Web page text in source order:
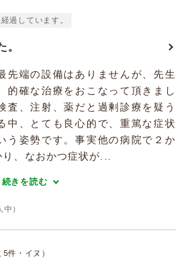
過しています。
。
先端の設備はありませんが、先生
的確な治療をおこなって頂きまし
査、注射、薬だと過剰診療を疑う
中、とても良心的で、重篤な症状
う姿勢です。事実他の病院で２か
、なおかつ症状が...
続きを読む
中）
件・イヌ）